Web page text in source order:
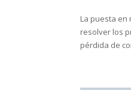
La puesta en
resolver los
pérdida de